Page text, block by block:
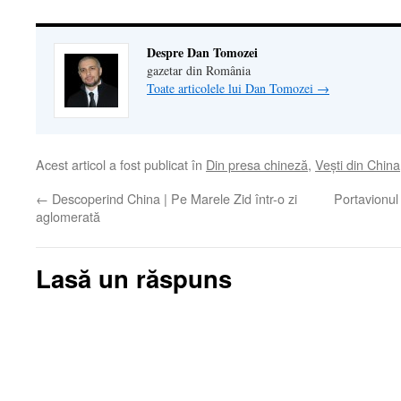
Despre Dan Tomozei
gazetar din România
Toate articolele lui Dan Tomozei →
Acest articol a fost publicat în Din presa chineză, Veşti din China
← Descoperind China | Pe Marele Zid într-o zi
aglomerată
Lasă un răspuns